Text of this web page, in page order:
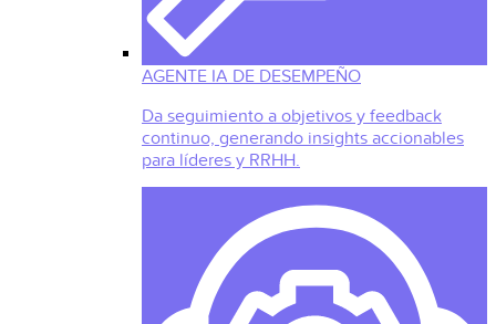
AGENTE IA DE DESEMPEÑO
Da seguimiento a objetivos y feedback
continuo, generando insights accionables
para líderes y RRHH.